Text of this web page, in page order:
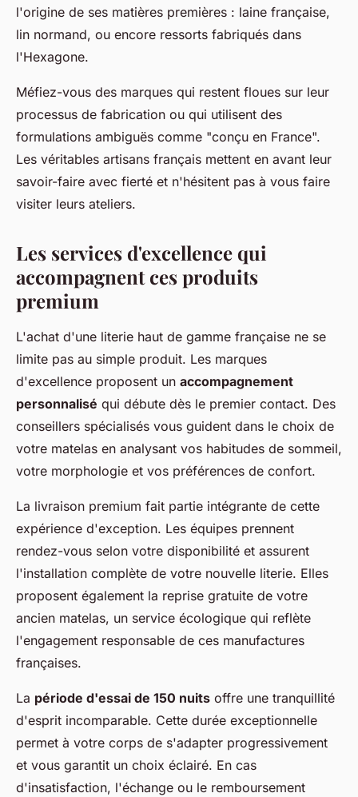
l'origine de ses matières premières : laine française,
lin normand, ou encore ressorts fabriqués dans
l'Hexagone.
Méfiez-vous des marques qui restent floues sur leur
processus de fabrication ou qui utilisent des
formulations ambiguës comme "conçu en France".
Les véritables artisans français mettent en avant leur
savoir-faire avec fierté et n'hésitent pas à vous faire
visiter leurs ateliers.
Les services d'excellence qui
accompagnent ces produits
premium
L'achat d'une literie haut de gamme française ne se
limite pas au simple produit. Les marques
d'excellence proposent un accompagnement
personnalisé qui débute dès le premier contact. Des
conseillers spécialisés vous guident dans le choix de
votre matelas en analysant vos habitudes de sommeil,
votre morphologie et vos préférences de confort.
La livraison premium fait partie intégrante de cette
expérience d'exception. Les équipes prennent
rendez-vous selon votre disponibilité et assurent
l'installation complète de votre nouvelle literie. Elles
proposent également la reprise gratuite de votre
ancien matelas, un service écologique qui reflète
l'engagement responsable de ces manufactures
françaises.
La période d'essai de 150 nuits offre une tranquillité
d'esprit incomparable. Cette durée exceptionnelle
permet à votre corps de s'adapter progressivement
et vous garantit un choix éclairé. En cas
d'insatisfaction, l'échange ou le remboursement